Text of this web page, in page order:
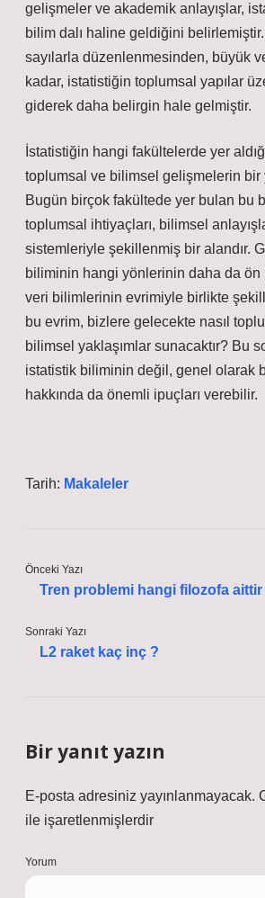
gelişmeler ve akademik anlayışlar,
bilim dalı haline geldiğini
sayılarla düzenlenmesinden, büyük
kadar, istatistiğin toplumsal yapılar
giderek daha belirgin hale gelmiştir.
İstatistiğin hangi fakültelerde yer
toplumsal ve bilimsel gelişmelerin bir
Bugün birçok fakültede yer bulan bu
toplumsal ihtiyaçları, bilimsel
sistemleriyle şekillenmiş bir alandır.
biliminin hangi yönlerinin daha da ön
veri bilimlerinin evrimiyle birlikte
bu evrim, bizlere gelecekte nasıl
bilimsel yaklaşımlar sunacaktır? Bu
istatistik biliminin değil, genel olarak
hakkında da önemli ipuçları verebilir.
Tarih: Makaleler
Önceki Yazı
Tren problemi hangi filozofa aittir
Sonraki Yazı
L2 raket kaç inç ?
Bir yanıt yazın
E-posta adresiniz yayınlanmayacak.
ile işaretlenmişlerdir
Yorum